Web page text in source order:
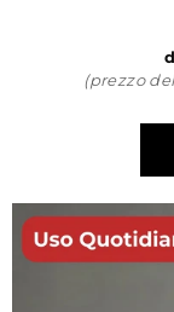
(prezzo